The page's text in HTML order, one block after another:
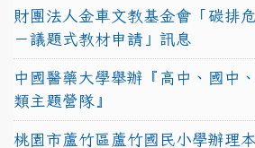
財團法人金車文教基金會「碳排
－議題式教材申請」訊息
中國醫藥大學舉辦『高中、國中
類主題營隊』
桃園市蘆竹區蘆竹國民小學辦理